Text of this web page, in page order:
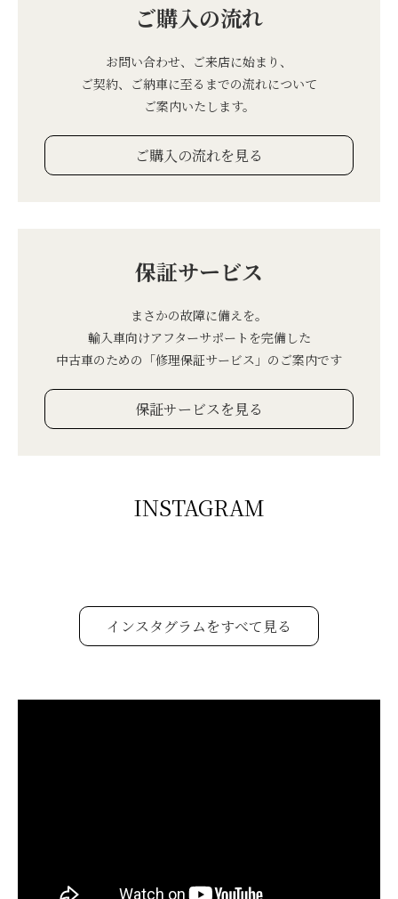
ご購入の流れ
お問い合わせ、ご来店に始まり、
ご契約、ご納車に至るまでの流れについて
ご案内いたします。
ご購入の流れを見る
保証サービス
まさかの故障に備えを。
輸入車向けアフターサポートを完備した
中古車のための「修理保証サービス」のご案内です
保証サービスを見る
INSTAGRAM
インスタグラムをすべて見る